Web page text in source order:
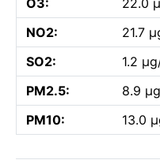
NO2:
21.7
SO2:
1.2
PM2.5:
8.9
PM10:
13.0